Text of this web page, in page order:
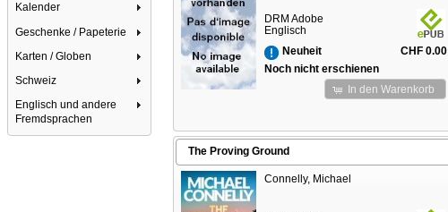
Kalender
Geschenke / Papeterie
Karten / Globen
Schweiz
Englisch und andere
Fremdsprachen
DRM Adobe
Englisch
Neuheit
CHF 0.00
Noch nicht erschienen
In den Warenkorb
The Proving Ground
Connelly, Michael